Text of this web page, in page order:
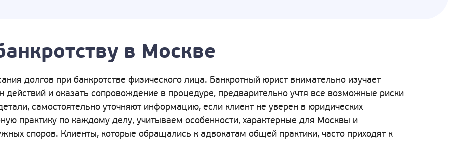
в Москве
долгов при банкротстве физического лица. Банкротный юрист внимательно изучает
действий и оказать сопровождение в процедуре, предварительно учтя все возможные риски
самостоятельно уточняют информацию, если клиент не уверен в юридических
практику по каждому делу, учитываем особенности, характерные для Москвы и
споров. Клиенты, которые обращались к адвокатам общей практики, часто приходят к